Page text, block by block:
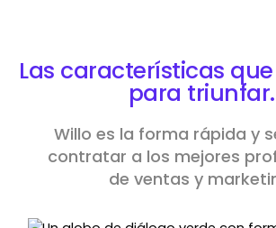
Las características
para triunfar.
Willo es la forma rápida y
contratar a los mejores
de ventas y